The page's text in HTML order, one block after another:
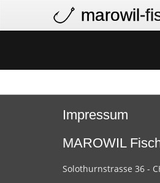
marowil-
Impressum
MAROWIL
Solothurnstrasse 36 -